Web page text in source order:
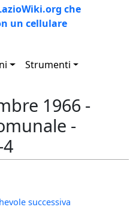
che
un cellulare
Strumenti
1966 -
-
successiva